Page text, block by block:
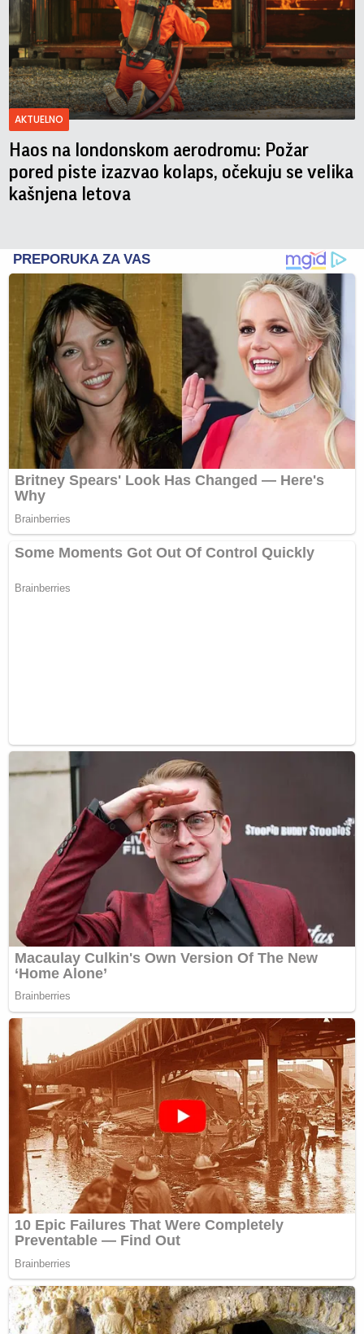
AKTUELNO
Haos na londonskom aerodromu: Požar
pored piste izazvao kolaps, očekuju se velika
kašnjena letova